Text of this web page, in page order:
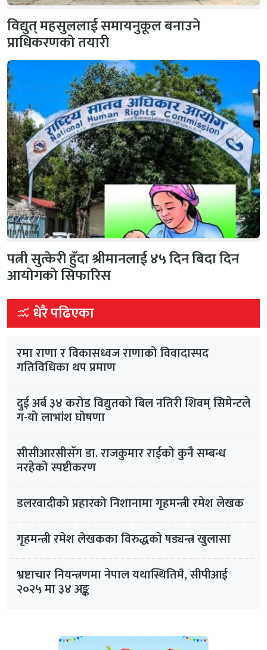
विद्युत् महसुललाई समायनुकूल बनाउने
प्राधिकरणको तयारी
पत्नी सुत्केरी हुँदा श्रीमानलाई ४५ दिन बिदा दिन
आयोगको सिफारिस
धेरै पढिएका
रमा राणा र विकासध्वज राणाको विवादास्पद
गतिविधिका थप प्रमाण
दुई अर्ब ३४ करोड विद्युतको बिल नतिरी शिवम् सिमेन्टले
ग-यो लाभांश घोषणा
सीसीआरसीसँग डा. राजकुमार राईको कुनै सम्बन्ध
नरहेको स्पष्टीकरण
डलरवादीको प्रहारको निशानामा गृहमन्त्री रमेश लेखक
गृहमन्त्री रमेश लेखकका विरुद्धकाे षड्यन्त्र खुलासा
भ्रष्टाचार नियन्त्रणमा नेपाल यथास्थितिमै, सीपीआई
२०२५ मा ३४ अङ्क